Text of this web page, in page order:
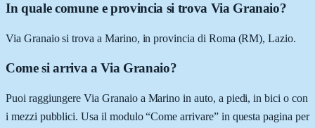
In quale comune e provincia si trova Via Granaio?
Via Granaio si trova a Marino, in provincia di Roma (RM), Lazio.
Come si arriva a Via Granaio?
Puoi raggiungere Via Granaio a Marino in auto, a piedi, in bici o con
i mezzi pubblici. Usa il modulo “Come arrivare” in questa pagina per